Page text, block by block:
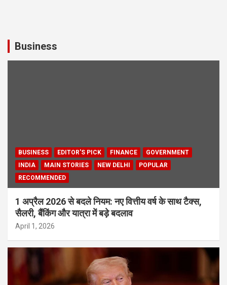
Business
BUSINESS EDITOR'S PICK FINANCE
GOVERNMENT
INDIA
MAIN STORIES NEW DELHI
POPULAR
RECOMMENDED
1 अप्रैल 2026 से बदले नियम: नए वित्तीय वर्ष के साथ टैक्स,
सैलरी, बैंकिंग और यात्रा में बड़े बदलाव
April 1, 2026